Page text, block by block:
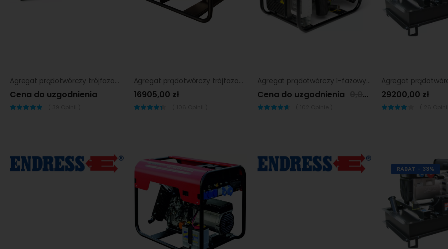
Agregat prądotwórczy trójfazowy Endress ESE 150 VW/MS
Cena do uzgodnienia
Agregat prądotwórczy trójfazowy Sumera Motor SMG-7TE-L-AVR
16905,00 zł
Agregat prądotwórczy 1-fazowy chicago pneumatic cppg 7.5p std
Cena do uzgodnienia 29200,00 zł
RABAT - 33%